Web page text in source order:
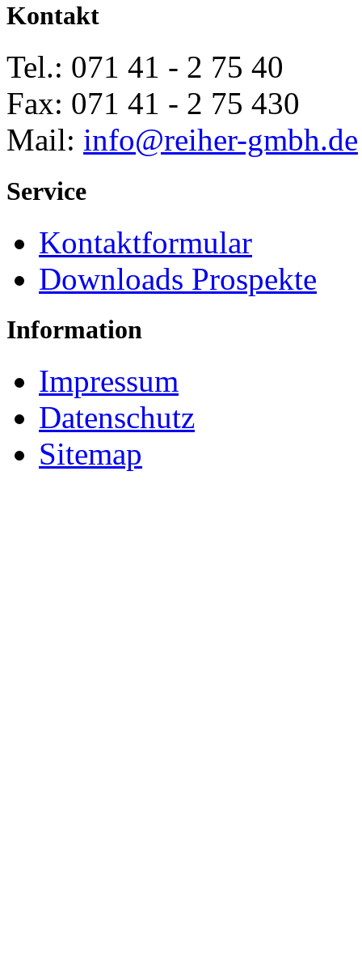
Kontakt
Tel.: 071 41 - 2 75 40
Fax: 071 41 - 2 75 430
Mail: info@reiher-gmbh.de
Service
Kontaktformular
Downloads Prospekte
Information
Impressum
Datenschutz
Sitemap